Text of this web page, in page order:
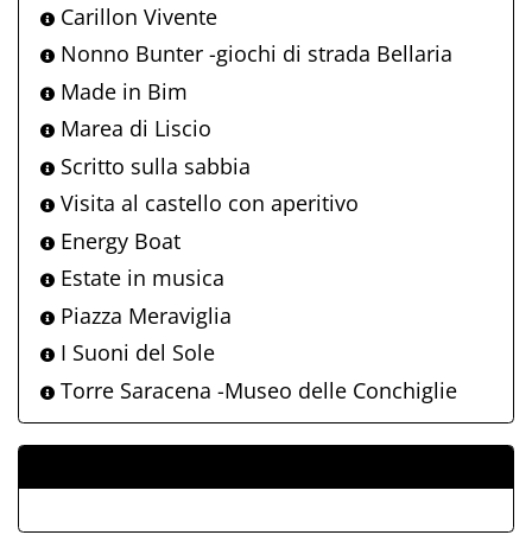
Carillon Vivente
Nonno Bunter -giochi di strada Bellaria
Made in Bim
Marea di Liscio
Scritto sulla sabbia
Visita al castello con aperitivo
Energy Boat
Estate in musica
Piazza Meraviglia
I Suoni del Sole
Torre Saracena -Museo delle Conchiglie